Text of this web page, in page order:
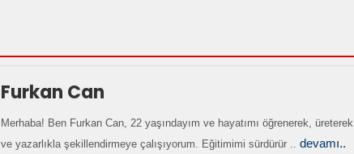
Furkan Can
Merhaba! Ben Furkan Can, 22 yaşındayım ve hayatımı öğrenerek, üreterek
ve yazarlıkla şekillendirmeye çalışıyorum. Eğitimimi sürdürür .. devamı..